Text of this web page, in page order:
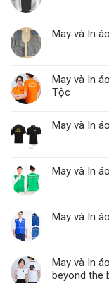
May và In
May và In
Tộc
May và In
May và In
May và In
May và In
beyond the